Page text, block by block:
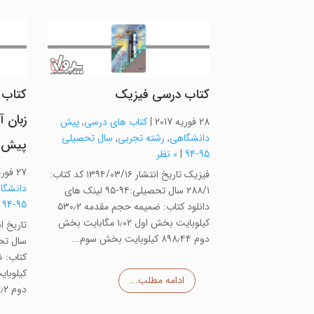
کتاب درسی فیزیک
28 فوریه 2017 |کتاب های درسی,پیش
دانشگاهی, رشته تجربی, سال تحصیلی
95-94
| 0 نظر
فیزیک تاریخ انتشار ۱۳۹۴/۰۳/۱۶ کد کتاب:
۲۸۸/۱ سال تحصیلی:۹۴-۹۵ لینک های
دانلود کتاب: ضمیمه حجم مقدمه ۵۳۰٫۲
کیلوبایت بخش اول ۱٫۰۲ مگابایت بخش
دوم ۸۹۸٫۴۴ کیلوبایت بخش سوم...
ادامه مطلب...
زبان
27 فوریه 2017
95-94
دوم ۲۴۲٫۲ کیلوبایت بخش سوم...